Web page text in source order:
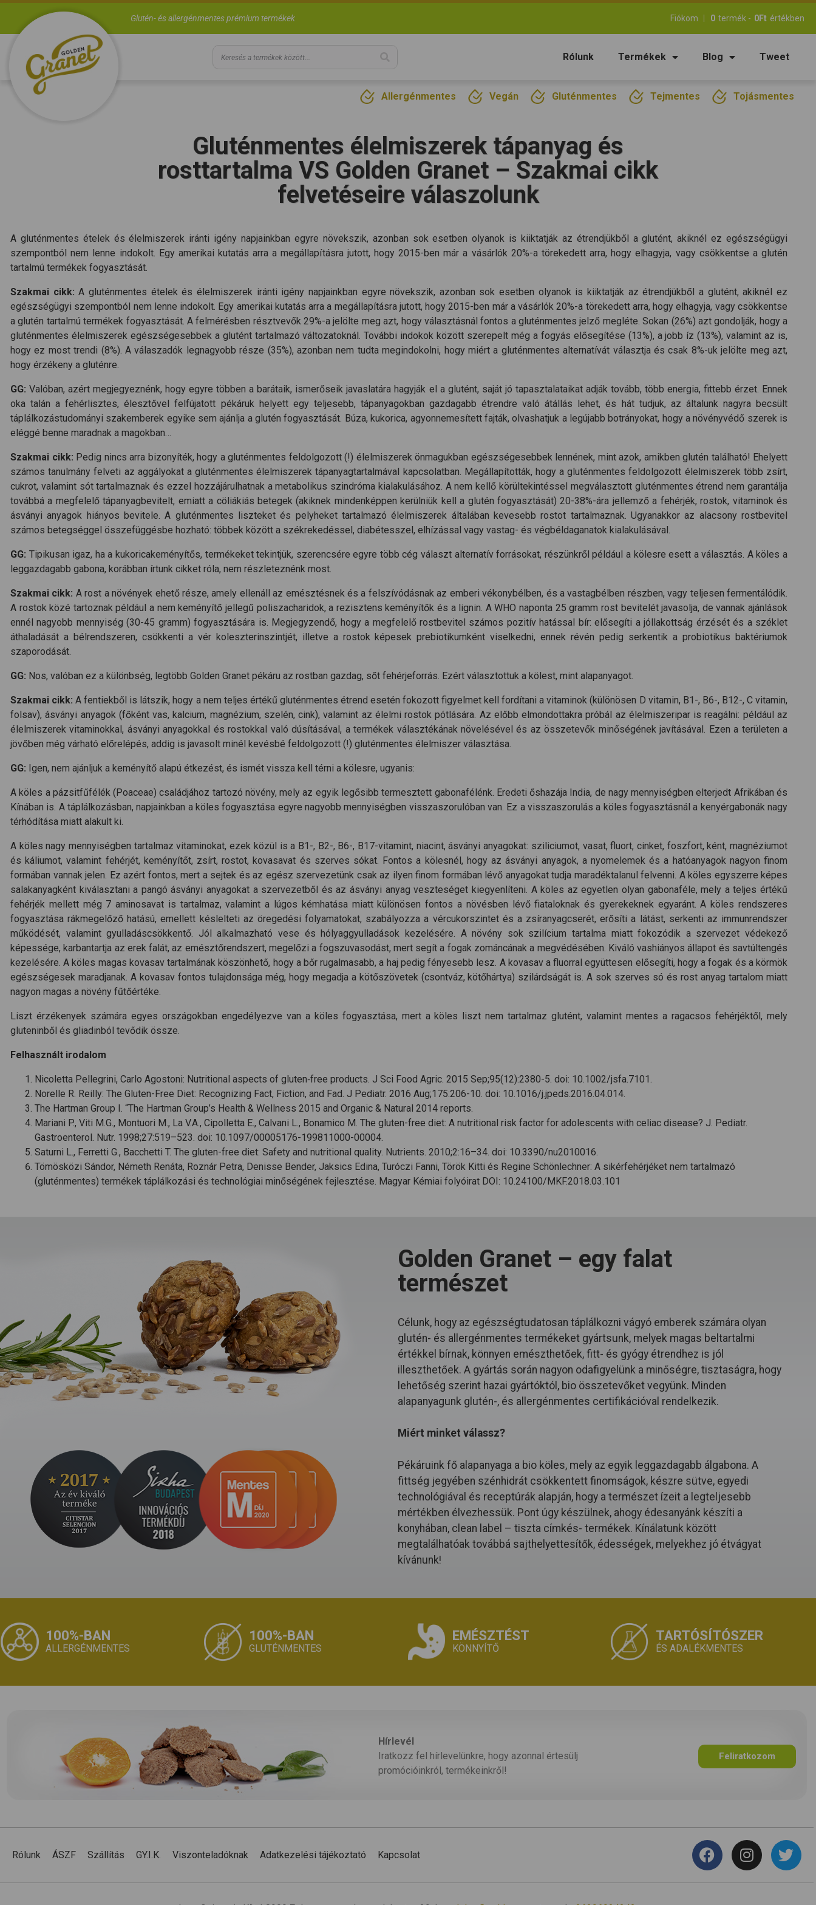
Glutén- és allergénmentes prémium termékek Fiókom 0 termék - 0Ft értékben
Rólunk Termékek Blog Tweet
Allergénmentes Vegán Gluténmentes Tejmentes Tojásmentes
Gluténmentes élelmiszerek tápanyag és
rosttartalma VS Golden Granet – Szakmai cikk
felvetéseire válaszolunk
A gluténmentes ételek és élelmiszerek iránti igény napjainkban egyre növekszik, azonban sok esetben olyanok is kiiktatják az étrendjükből a glutént, akiknél ez egészségügyi
szempontból nem lenne indokolt. Egy amerikai kutatás arra a megállapításra jutott, hogy 2015-ben már a vásárlók 20%-a törekedett arra, hogy elhagyja, vagy csökkentse a glutén
tartalmú termékek fogyasztását.
Szakmai cikk:A gluténmentes ételek és élelmiszerek iránti igény napjainkban egyre növekszik, azonban sok esetben olyanok is kiiktatják az étrendjükből a glutént, akiknél ez
egészségügyi szempontból nem lenne indokolt. Egy amerikai kutatás arra a megállapításra jutott, hogy 2015-ben már a vásárlók 20%-a törekedett arra, hogy elhagyja, vagy csökkentse
a glutén tartalmú termékek fogyasztását. A felmérésben résztvevők 29%-a jelölte meg azt, hogy választásnál fontos a gluténmentes jelző megléte. Sokan (26%) azt gondolják, hogy a
gluténmentes élelmiszerek egészségesebbek a glutént tartalmazó változatoknál. További indokok között szerepelt még a fogyás elősegítése (13%), a jobb íz (13%), valamint az is,
hogy ez most trendi (8%). A válaszadók legnagyobb része (35%), azonban nem tudta megindokolni, hogy miért a gluténmentes alternatívát választja és csak 8%-uk jelölte meg azt,
hogy érzékeny a gluténre.
GG:Valóban, azért megjegyeznénk, hogy egyre többen a barátaik, ismerőseik javaslatára hagyják el a glutént, saját jó tapasztalataikat adják tovább, több energia, fittebb érzet. Ennek
oka talán a fehérlisztes, élesztővel felfújatott pékáruk helyett egy teljesebb, tápanyagokban gazdagabb étrendre való átállás lehet, és hát tudjuk, az általunk nagyra becsült
táplálkozástudományi szakemberek egyike sem ajánlja a glutén fogyasztását. Búza, kukorica, agyonnemesített fajták, olvashatjuk a legújabb botrányokat, hogy a növényvédő szerek is
eléggé benne maradnak a magokban…
Szakmai cikk: Pedig nincs arra bizonyíték, hogy a gluténmentes feldolgozott (!) élelmiszerek önmagukban egészségesebbek lennének, mint azok, amikben glutén található! Ehelyett
számos tanulmány felveti az aggályokat a gluténmentes élelmiszerek tápanyagtartalmával kapcsolatban. Megállapították, hogy a gluténmentes feldolgozott élelmiszerek több zsírt,
cukrot, valamint sót tartalmaznak és ezzel hozzájárulhatnak a metabolikus szindróma kialakulásához. A nem kellő körültekintéssel megválasztott gluténmentes étrend nem garantálja
továbbá a megfelelő tápanyagbevitelt, emiatt a cöliákiás betegek (akiknek mindenképpen kerülniük kell a glutén fogyasztását) 20-38%-ára jellemző a fehérjék, rostok, vitaminok és
ásványi anyagok hiányos bevitele. A gluténmentes liszteket és pelyheket tartalmazó élelmiszerek általában kevesebb rostot tartalmaznak. Ugyanakkor az alacsony rostbevitel
számos betegséggel összefüggésbe hozható: többek között a székrekedéssel, diabétesszel, elhízással vagy vastag- és végbéldaganatok kialakulásával.
GG: Tipikusan igaz, ha a kukoricakeményítős, termékeket tekintjük, szerencsére egyre több cég választ alternatív forrásokat, részünkről például a kölesre esett a választás. A köles a
leggazdagabb gabona, korábban írtunk cikket róla, nem részleteznénk most.
Szakmai cikk: A rost a növények ehető része, amely ellenáll az emésztésnek és a felszívódásnak az emberi vékonybélben, és a vastagbélben részben, vagy teljesen fermentálódik.
A rostok közé tartoznak például a nem keményítő jellegű poliszacharidok, a rezisztens keményítők és a lignin. A WHO naponta 25 gramm rost bevitelét javasolja, de vannak ajánlások
ennél nagyobb mennyiség (30-45 gramm) fogyasztására is. Megjegyzendő, hogy a megfelelő rostbevitel számos pozitív hatással bír: elősegíti a jóllakottság érzését és a széklet
áthaladását a bélrendszeren, csökkenti a vér koleszterinszintjét, illetve a rostok képesek prebiotikumként viselkedni, ennek révén pedig serkentik a probiotikus baktériumok
szaporodását.
GG: Nos, valóban ez a különbség, legtöbb Golden Granet pékáru az rostban gazdag, sőt fehérjeforrás. Ezért választottuk a kölest, mint alapanyagot.
Szakmai cikk:A fentiekből is látszik, hogy a nem teljes értékű gluténmentes étrend esetén fokozott figyelmet kell fordítani a vitaminok (különösen D vitamin, B1-, B6-, B12-, C vitamin,
folsav), ásványi anyagok (főként vas, kalcium, magnézium, szelén, cink), valamint az élelmi rostok pótlására. Az előbb elmondottakra próbál az élelmiszeripar is reagálni: például az
élelmiszerek vitaminokkal, ásványi anyagokkal és rostokkal való dúsításával, a termékek választékának növelésével és az összetevők minőségének javításával. Ezen a területen a
jövőben még várható előrelépés, addig is javasolt minél kevésbé feldolgozott (!) gluténmentes élelmiszer választása.
GG: Igen, nem ajánljuk a keményítő alapú étkezést, és ismét vissza kell térni a kölesre, ugyanis:
A köles a pázsitfűfélék (Poaceae) családjához tartozó növény, mely az egyik legősibb termesztett gabonafélénk. Eredeti őshazája India, de nagy mennyiségben elterjedt Afrikában és
Kínában is. A táplálkozásban, napjainkban a köles fogyasztása egyre nagyobb mennyiségben visszaszorulóban van. Ez a visszaszorulás a köles fogyasztásnál a kenyérgabonák nagy
térhódítása miatt alakult ki.
A köles nagy mennyiségben tartalmaz vitaminokat, ezek közül is a B1-, B2-, B6-, B17-vitamint, niacint, ásványi anyagokat: sziliciumot, vasat, fluort, cinket, foszfort, ként, magnéziumot
és káliumot, valamint fehérjét, keményítőt, zsírt, rostot, kovasavat és szerves sókat. Fontos a kölesnél, hogy az ásványi anyagok, a nyomelemek és a hatóanyagok nagyon finom
formában vannak jelen. Ez azért fontos, mert a sejtek és az egész szervezetünk csak az ilyen finom formában lévő anyagokat tudja maradéktalanul felvenni. A köles egyszerre képes
salakanyagként kiválasztani a pangó ásványi anyagokat a szervezetből és az ásványi anyag veszteséget kiegyenlíteni. A köles az egyetlen olyan gabonaféle, mely a teljes értékű
fehérjék mellett még 7 aminosavat is tartalmaz, valamint a lúgos kémhatása miatt különösen fontos a növésben lévő fiataloknak és gyerekeknek egyaránt. A köles rendszeres
fogyasztása rákmegelőző hatású, emellett késlelteti az öregedési folyamatokat, szabályozza a vércukorszintet és a zsíranyagcserét, erősíti a látást, serkenti az immunrendszer
működését, valamint gyulladáscsökkentő. Jól alkalmazható vese és hólyaggyulladások kezelésére. A növény sok szilícium tartalma miatt fokozódik a szervezet védekező
képessége, karbantartja az erek falát, az emésztőrendszert, megelőzi a fogszuvasodást, mert segít a fogak zománcának a megvédésében. Kiváló vashiányos állapot és savtúltengés
kezelésére. A köles magas kovasav tartalmának köszönhető, hogy a bőr rugalmasabb, a haj pedig fényesebb lesz. A kovasav a fluorral együttesen elősegíti, hogy a fogak és a körmök
egészségesek maradjanak. A kovasav fontos tulajdonsága még, hogy megadja a kötőszövetek (csontváz, kötőhártya) szilárdságát is. A sok szerves só és rost anyag tartalom miatt
nagyon magas a növény fűtőértéke.
Liszt érzékenyek számára egyes országokban engedélyezve van a köles fogyasztása, mert a köles liszt nem tartalmaz glutént, valamint mentes a ragacsos fehérjéktől, mely
gluteninből és gliadinból tevődik össze.
Felhasznált irodalom
Nicoletta Pellegrini, Carlo Agostoni: Nutritional aspects of gluten‐free products. J Sci Food Agric. 2015 Sep;95(12):2380-5. doi: 10.1002/jsfa.7101.
Norelle R. Reilly: The Gluten-Free Diet: Recognizing Fact, Fiction, and Fad. J Pediatr. 2016 Aug;175:206-10. doi: 10.1016/j.jpeds.2016.04.014.
The Hartman Group I. “The Hartman Group’s Health & Wellness 2015 and Organic & Natural 2014 reports.
Mariani P., Viti M.G., Montuori M., La V.A., Cipolletta E., Calvani L., Bonamico M. The gluten-free diet: A nutritional risk factor for adolescents with celiac disease? J. Pediatr.
Gastroenterol. Nutr. 1998;27:519–523. doi: 10.1097/00005176-199811000-00004.
Saturni L., Ferretti G., Bacchetti T. The gluten-free diet: Safety and nutritional quality. Nutrients. 2010;2:16–34. doi: 10.3390/nu2010016.
Tömösközi Sándor, Németh Renáta, Roznár Petra, Denisse Bender, Jaksics Edina, Turóczi Fanni, Török Kitti és Regine Schönlechner: A sikérfehérjéket nem tartalmazó
(gluténmentes) termékek táplálkozási és technológiai minőségének fejlesztése. Magyar Kémiai folyóirat DOI: 10.24100/MKF.2018.03.101
Golden Granet – egy falat
természet
Célunk, hogy az egészségtudatosan táplálkozni vágyó emberek számára olyan
glutén- és allergénmentes termékeket gyártsunk, melyek magas beltartalmi
értékkel bírnak, könnyen emészthetőek, fitt- és gyógy étrendhez is jól
illeszthetőek. A gyártás során nagyon odafigyelünk a minőségre, tisztaságra, hogy
lehetőség szerint hazai gyártóktól, bio összetevőket vegyünk. Minden
alapanyagunk glutén-, és allergénmentes certifikációval rendelkezik.
Miért minket válassz?
Pékáruink fő alapanyaga a bio köles, mely az egyik leggazdagabb álgabona. A
fittség jegyében szénhidrát csökkentett finomságok, készre sütve, egyedi
technológiával és receptúrák alapján, hogy a természet ízeit a legteljesebb
mértékben élvezhessük. Pont úgy készülnek, ahogy édesanyánk készíti a
konyhában, clean label – tiszta címkés- termékek. Kínálatunk között
megtalálhatóak továbbá sajthelyettesítők, édességek, melyekhez jó étvágyat
kívánunk!
100%-BAN
ALLERGÉNMENTES
100%-BAN
GLUTÉNMENTES
EMÉSZTÉST
KÖNNYÍTŐ
TARTÓSÍTÓSZER
ÉS ADALÉKMENTES
Hírlevél
Iratkozz fel hírlevelünkre, hogy azonnal értesülj
promócióinkról, termékeinkről!
Feliratkozom
Rólunk ÁSZF Szállítás GY.I.K. Viszonteladóknak Adatkezelési tájékoztató Kapcsolat